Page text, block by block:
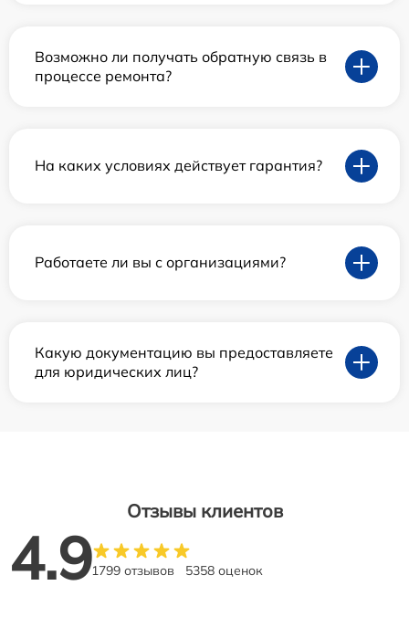
Возможно ли получать обратную связь в
процессе ремонта?
На каких условиях действует гарантия?
Работаете ли вы с организациями?
Какую документацию вы предоставляете
для юридических лиц?
Отзывы клиентов
4.91799 отзывов 5358 оценок